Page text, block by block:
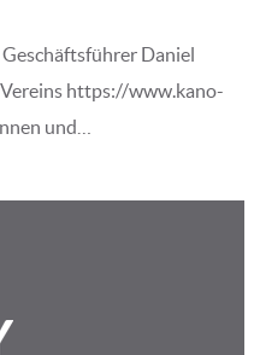
Daniel
https://www.kano-
und…